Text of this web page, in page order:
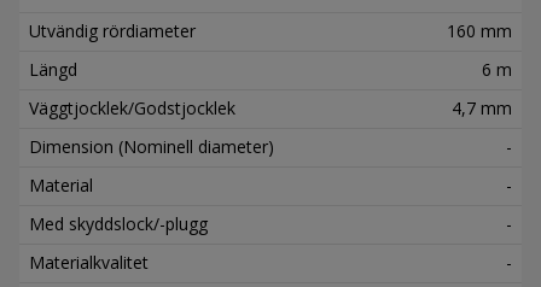
Utvändig rördiameter
160 mm
Längd
6 m
Väggtjocklek/Godstjocklek
4,7 mm
Dimension (Nominell diameter)
-
Material
-
Med skyddslock/-plugg
-
Materialkvalitet
-